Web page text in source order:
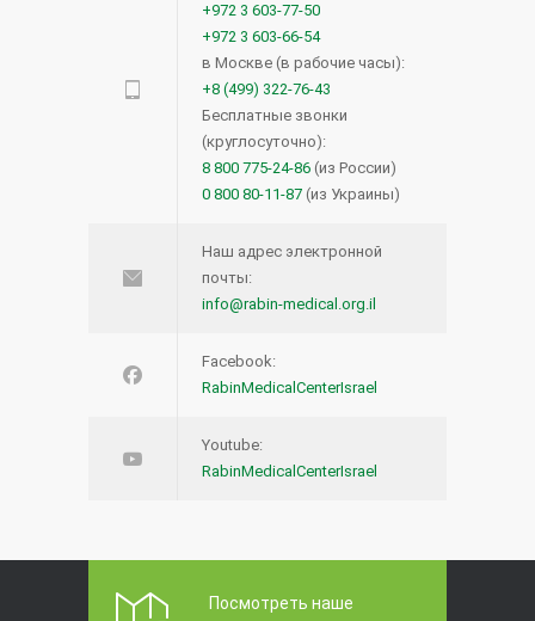
+972 3 603-77-50
+972 3 603-66-54
в Москве (в рабочие часы):
+8 (499) 322-76-43
Бесплатные звонки
(круглосуточно):
8 800 775-24-86 (из России)
0 800 80-11-87 (из Украины)
Наш адрес электронной
почты:
info@rabin-medical.org.il
Facebook:
RabinMedicalCenterIsrael
Youtube:
RabinMedicalCenterIsrael
Посмотреть наше